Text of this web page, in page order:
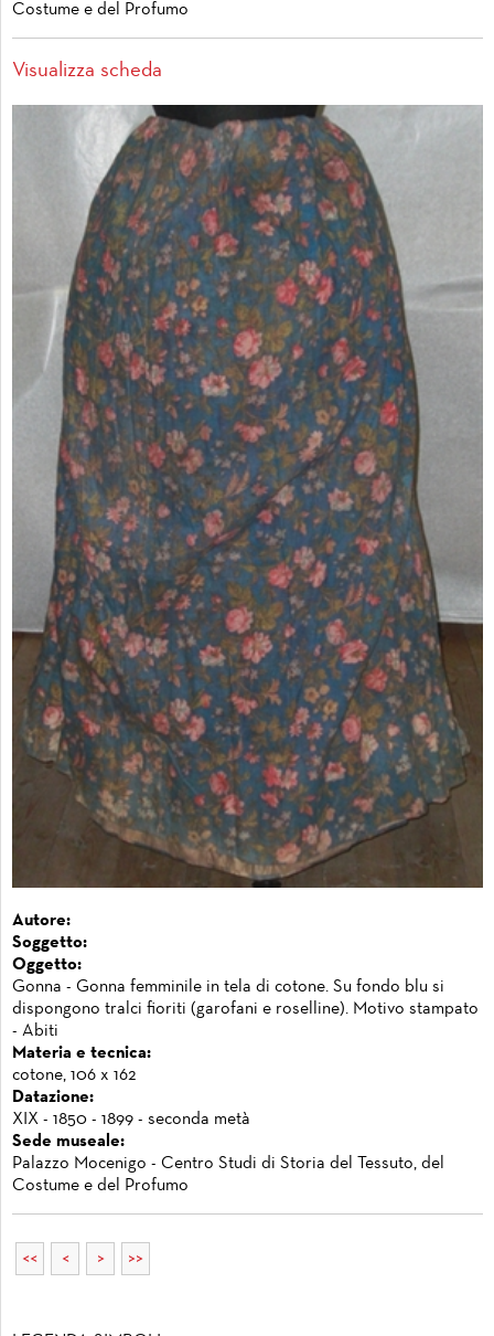
Costume e del Profumo
Visualizza scheda
Autore:
Soggetto:
Oggetto:
Gonna - Gonna femminile in tela di cotone. Su fondo blu si
dispongono tralci fioriti (garofani e roselline). Motivo stampato
- Abiti
Materia e tecnica:
cotone, 106 x 162
Datazione:
XIX - 1850 - 1899 - seconda metà
Sede museale:
Palazzo Mocenigo - Centro Studi di Storia del Tessuto, del
Costume e del Profumo
<< < > >>